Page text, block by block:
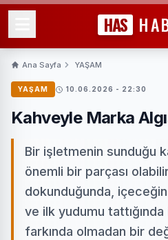
HAS
Ana Sayfa YAŞAM
YAŞAM 10.06.2026 - 22:30
Kahveyle Marka
Bir işletmenin sunduğu
önemli bir parçası
dokunduğunda, içeceğin
ve ilk yudumu
farkında olmadan bir